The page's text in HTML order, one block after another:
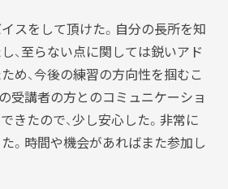
スをして頂けた。自分の長所を知
、至らない点に関しては鋭いアド
め、今後の練習の方向性を掴むこ
受講者の方とのコミュニケーショ
きたので、少し安心した。非常に
。時間や機会があればまた参加し